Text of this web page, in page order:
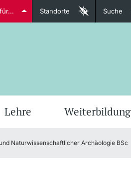
Standorte Suche
Lehre Weiterbildung
Naturwissenschaftlicher Archäologie BSc